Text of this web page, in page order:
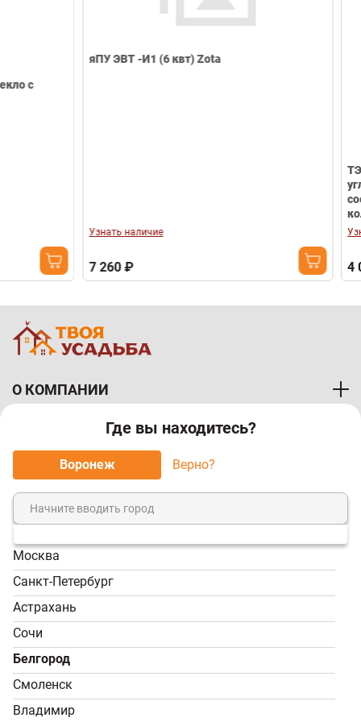
Где вы находитесь?
Воронеж Верно?
Москва
Санкт-Петербург
Астрахань
Сочи
Белгород
Смоленск
Владимир
яПУ ЭВТ -И1 (6 квт) Zota
Узнать наличие
7 260 ₽
ТЭНБ-3 квт Р
соединение
Узнать наличие
4 000 ₽
О КОМПАНИИ
ПОКУПАТЕЛЯМ
МЫ ПРИНИМАЕМ К ОПЛАТЕ:
8 (800) 7-000-828
Звонок бесплатный!
Пн-Пт, 9:00-18:00; Сб -
Вс, 9:00-17:00
info@tvoy-usadba.ru